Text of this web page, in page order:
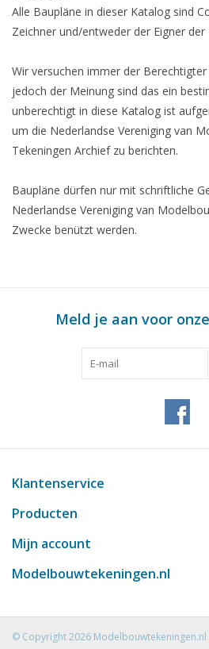
Alle Baupläne in dieser Katalog sind
Zeichner und/entweder der Eigner der
Wir versuchen immer der
jedoch der Meinung sind das ein
unberechtigt in diese Katalog ist
um die Nederlandse Vereniging van
Tekeningen Archief zu berichten.
Baupläne dürfen nur mit schriftliche
Nederlandse Vereniging van
Zwecke benützt werden.
Meld je aan voor
Klantenservice
Producten
Mijn account
Modelbouwtekeningen.nl
© Copyright 2026 Modelbouwtekeningen.nl